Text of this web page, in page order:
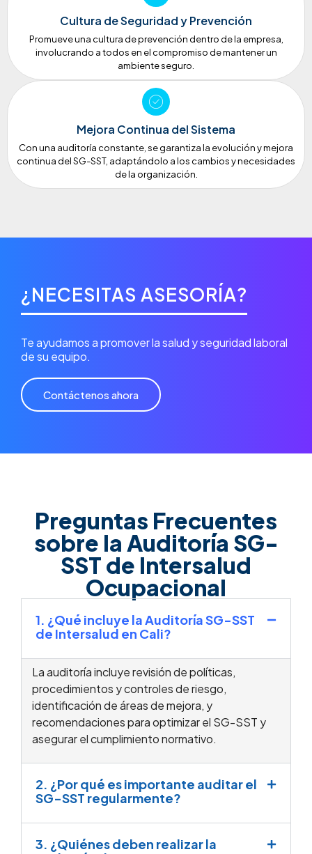
Cultura de Seguridad y Prevención
Promueve una cultura de prevención dentro de la empresa,
involucrando a todos en el compromiso de mantener un
ambiente seguro.
Mejora Continua del Sistema
Con una auditoría constante, se garantiza la evolución y mejora
continua del SG-SST, adaptándolo a los cambios y necesidades
de la organización.
¿NECESITAS ASESORÍA?
Te ayudamos a promover la salud y seguridad laboral
de su equipo.
Contáctenos ahora
Preguntas Frecuentes
sobre la Auditoría SG-
SST de Intersalud
Ocupacional
1. ¿Qué incluye la Auditoría SG-SST
de Intersalud en Cali?
La auditoría incluye revisión de políticas,
procedimientos y controles de riesgo,
identificación de áreas de mejora, y
recomendaciones para optimizar el SG-SST y
asegurar el cumplimiento normativo.
2. ¿Por qué es importante auditar el
SG-SST regularmente?
3. ¿Quiénes deben realizar la